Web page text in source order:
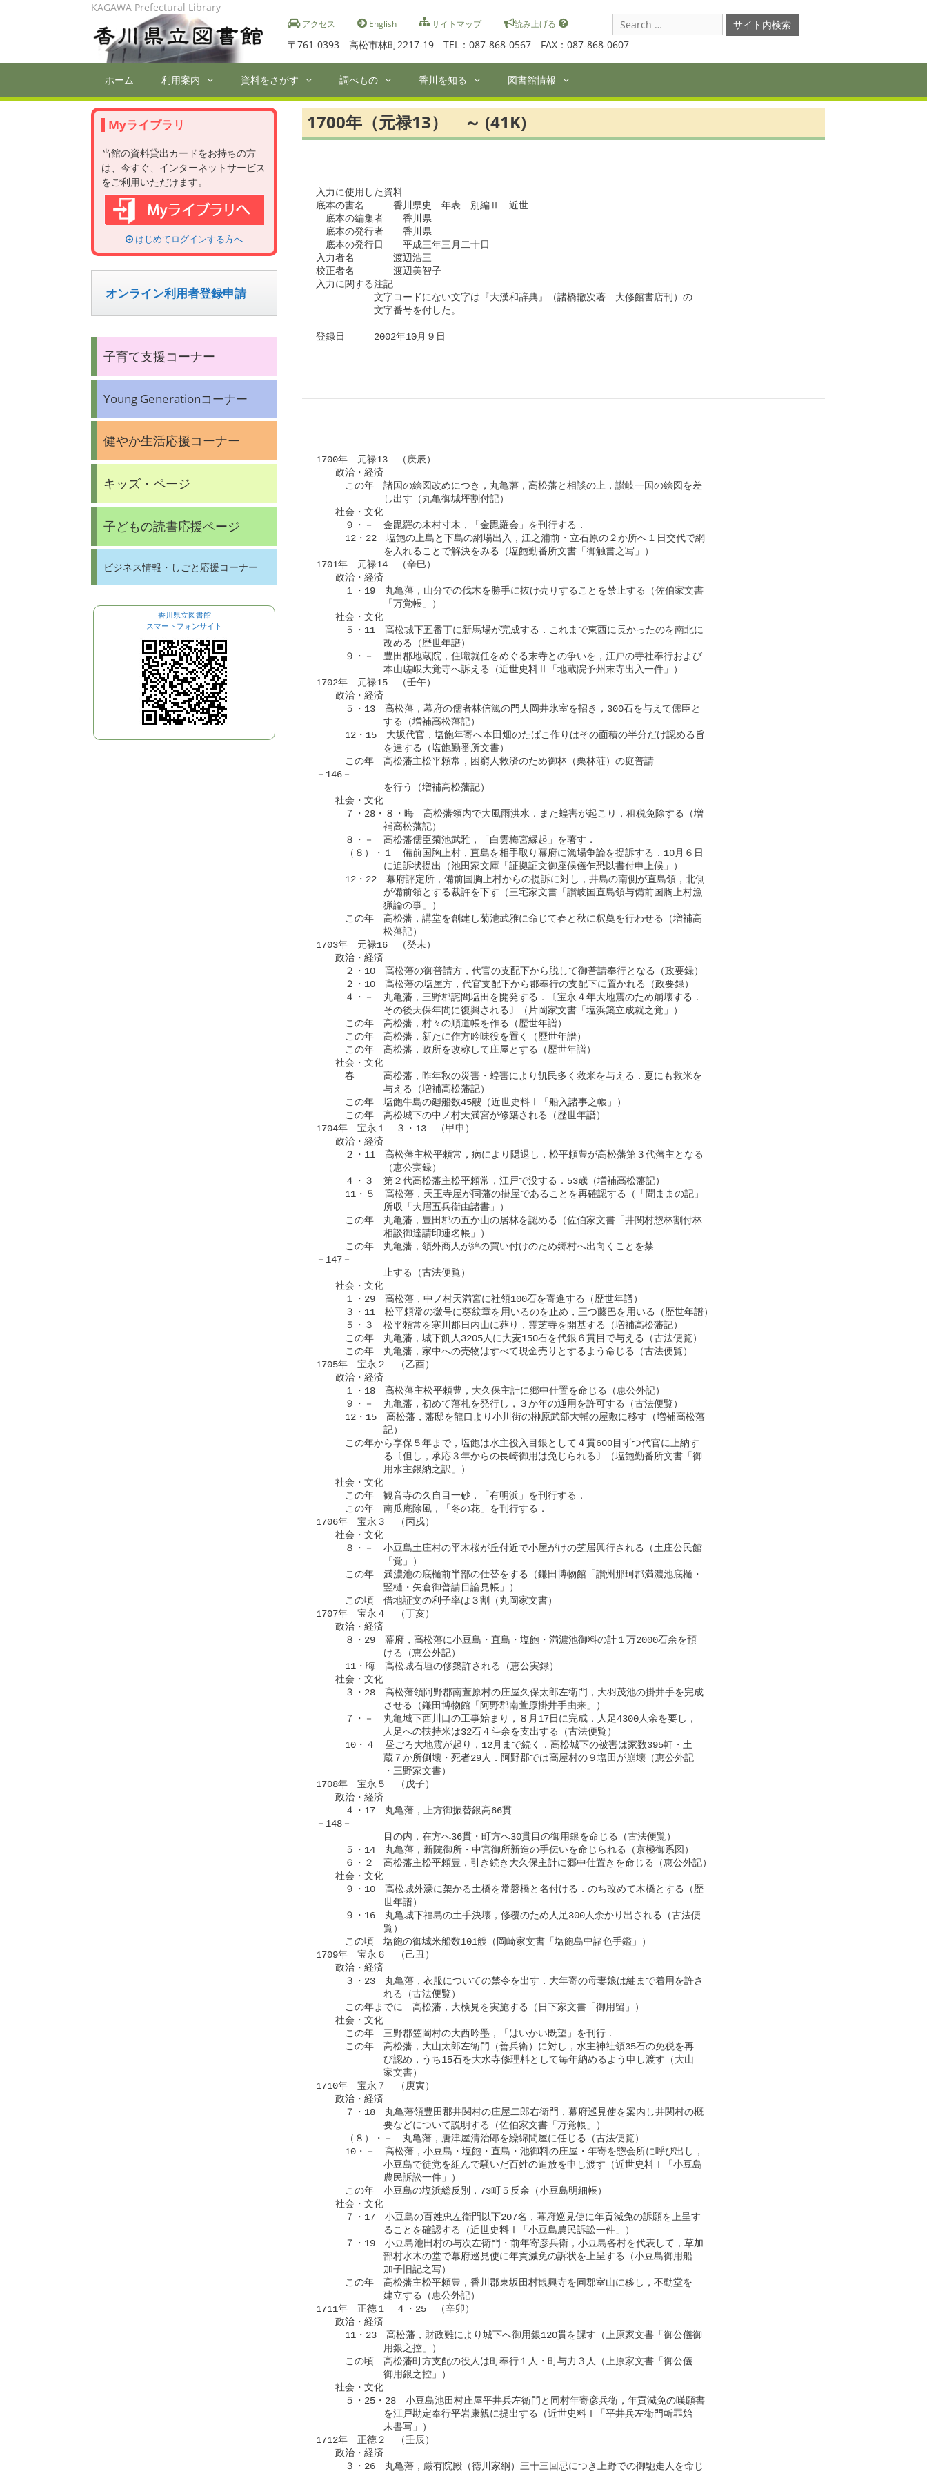
アクセス English サイトマップ 読み上げる
〒761-0393 高松市林町2217-19 TEL：087-868-0567 FAX：087-868-0607
KAGAWA Prefectural Library
Search
for:
ホーム 利用案内 資料をさがす 調べもの 香川を知る 図書館情報
1700年（元禄13） ～ (41K)
入力に使用した資料
底本の書名　　　香川県史　年表　別編Ⅱ　近世
底本の編集者　　香川県
底本の発行者　　香川県
底本の発行日　　平成三年三月二十日
入力者名　　　　渡辺浩三
校正者名　　　　渡辺美智子
入力に関する注記
文字コードにない文字は『大漢和辞典』（諸橋轍次著　大修館書店刊）の
文字番号を付した。
登録日　　　2002年10月９日
Myライブラリ
当館の資料貸出カードをお持ちの方
は、今すぐ、インターネットサービス
をご利用いただけます。
はじめてログインする方へ
オンライン利用者登録申請
子育て支援コーナー
Young Generationコーナー
健やか生活応援コーナー
キッズ・ページ
子どもの読書応援ページ
ビジネス情報・しごと応援コーナー
香川県立図書館
スマートフォンサイト